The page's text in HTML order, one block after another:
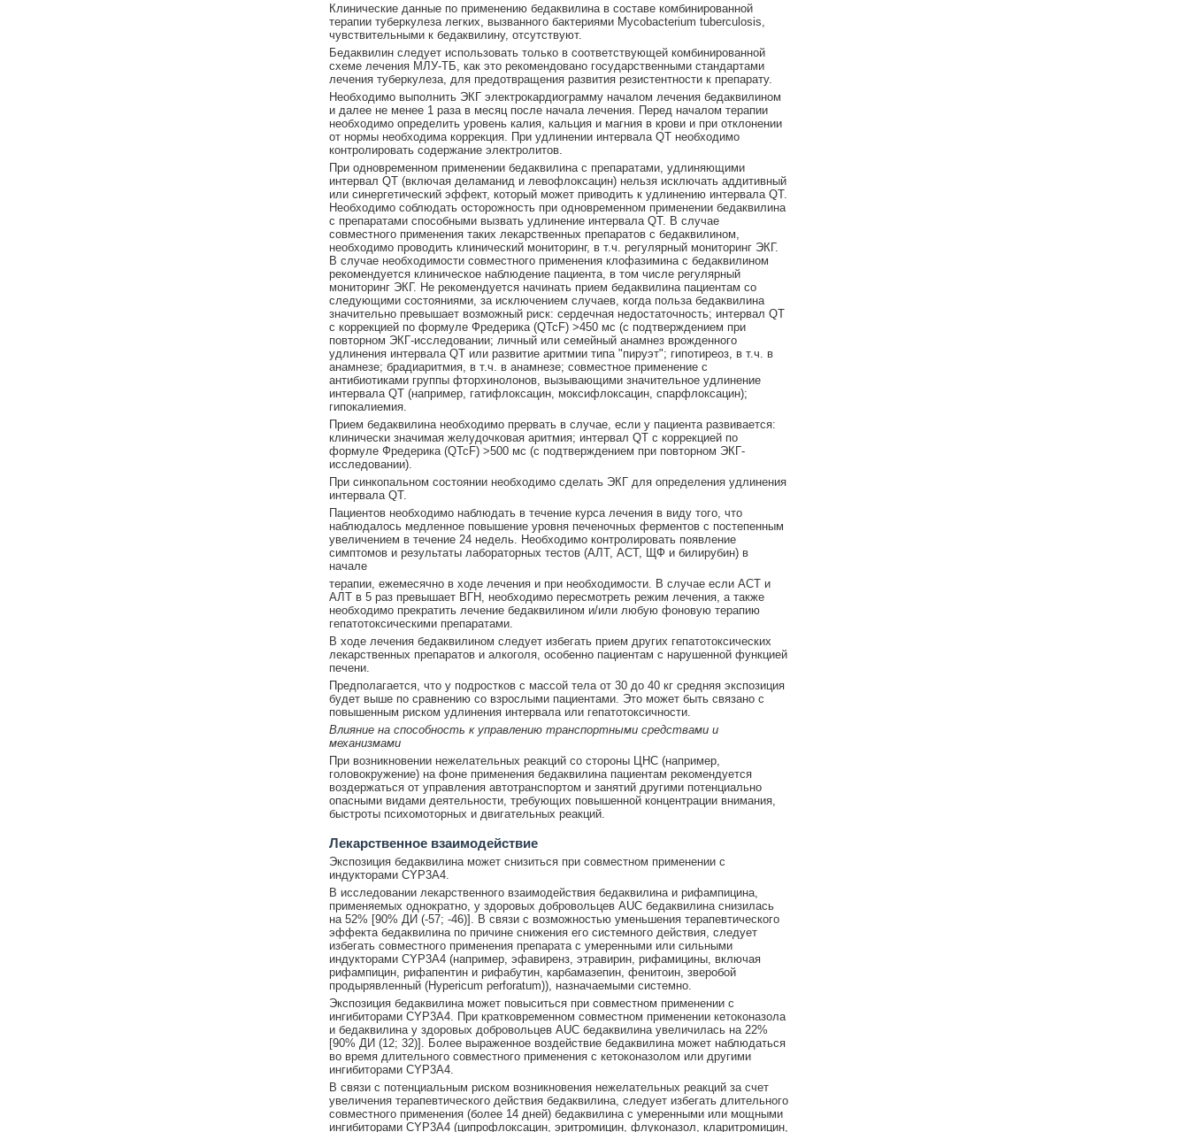
Клинические данные по применению бедаквилина в составе комбинированной
терапии туберкулеза легких, вызванного бактериями Mycobacterium tuberculosis,
чувствительными к бедаквилину, отсутствуют.
Бедаквилин следует использовать только в соответствующей комбинированной
схеме лечения МЛУ-ТБ, как это рекомендовано государственными стандартами
лечения туберкулеза, для предотвращения развития резистентности к препарату.
Необходимо выполнить ЭКГ электрокардиограмму началом лечения бедаквилином
и далее не менее 1 раза в месяц после начала лечения. Перед началом терапии
необходимо определить уровень калия, кальция и магния в крови и при отклонении
от нормы необходима коррекция. При удлинении интервала QТ необходимо
контролировать содержание электролитов.
При одновременном применении бедаквилина с препаратами, удлиняющими
интервал QТ (включая деламанид и левофлоксацин) нельзя исключать аддитивный
или синергетический эффект, который может приводить к удлинению интервала QT.
Необходимо соблюдать осторожность при одновременном применении бедаквилина
с препаратами способными вызвать удлинение интервала QT. В случае
совместного применения таких лекарственных препаратов с бедаквилином,
необходимо проводить клинический мониторинг, в т.ч. регулярный мониторинг ЭКГ.
В случае необходимости совместного применения клофазимина с бедаквилином
рекомендуется клиническое наблюдение пациента, в том числе регулярный
мониторинг ЭКГ. Не рекомендуется начинать прием бедаквилина пациентам со
следующими состояниями, за исключением случаев, когда польза бедаквилина
значительно превышает возможный риск: сердечная недостаточность; интервал QT
с коррекцией по формуле Фредерика (QTcF) >450 мс (с подтверждением при
повторном ЭКГ-исследовании; личный или семейный анамнез врожденного
удлинения интервала QT или развитие аритмии типа "пируэт"; гипотиреоз, в т.ч. в
анамнезе; брадиаритмия, в т.ч. в анамнезе; совместное применение с
антибиотиками группы фторхинолонов, вызывающими значительное удлинение
интервала QT (например, гатифлоксацин, моксифлоксацин, спарфлоксацин);
гипокалиемия.
Прием бедаквилина необходимо прервать в случае, если у пациента развивается:
клинически значимая желудочковая аритмия; интервал QT с коррекцией по
формуле Фредерика (QTcF) >500 мс (с подтверждением при повторном ЭКГ-
исследовании).
При синкопальном состоянии необходимо сделать ЭКГ для определения удлинения
интервала QT.
Пациентов необходимо наблюдать в течение курса лечения в виду того, что
наблюдалось медленное повышение уровня печеночных ферментов с постепенным
увеличением в течение 24 недель. Необходимо контролировать появление
симптомов и результаты лабораторных тестов (АЛТ, АСТ, ЩФ и билирубин) в
начале
терапии, ежемесячно в ходе лечения и при необходимости. В случае если АСТ и
АЛТ в 5 раз превышает ВГН, необходимо пересмотреть режим лечения, а также
необходимо прекратить лечение бедаквилином и/или любую фоновую терапию
гепатотоксическими препаратами.
В ходе лечения бедаквилином следует избегать прием других гепатотоксических
лекарственных препаратов и алкоголя, особенно пациентам с нарушенной функцией
печени.
Предполагается, что у подростков с массой тела от 30 до 40 кг средняя экспозиция
будет выше по сравнению со взрослыми пациентами. Это может быть связано с
повышенным риском удлинения интервала или гепатотоксичности.
Влияние на способность к управлению транспортными средствами и
механизмами
При возникновении нежелательных реакций со стороны ЦНС (например,
головокружение) на фоне применения бедаквилина пациентам рекомендуется
воздержаться от управления автотранспортом и занятий другими потенциально
опасными видами деятельности, требующих повышенной концентрации внимания,
быстроты психомоторных и двигательных реакций.
Лекарственное взаимодействие
Экспозиция бедаквилина может снизиться при совместном применении с
индукторами CYP3A4.
В исследовании лекарственного взаимодействия бедаквилина и рифампицина,
применяемых однократно, у здоровых добровольцев AUC бедаквилина снизилась
на 52% [90% ДИ (-57; -46)]. В связи с возможностью уменьшения терапевтического
эффекта бедаквилина по причине снижения его системного действия, следует
избегать совместного применения препарата с умеренными или сильными
индукторами CYP3A4 (например, эфавиренз, этравирин, рифамицины, включая
рифампицин, рифапентин и рифабутин, карбамазепин, фенитоин, зверобой
продырявленный (Hypericum perforatum)), назначаемыми системно.
Экспозиция бедаквилина может повыситься при совместном применении с
ингибиторами CYP3A4. При кратковременном совместном применении кетоконазола
и бедаквилина у здоровых добровольцев AUC бедаквилина увеличилась на 22%
[90% ДИ (12; 32)]. Более выраженное воздействие бедаквилина может наблюдаться
во время длительного совместного применения с кетоконазолом или другими
ингибиторами CYP3A4.
В связи с потенциальным риском возникновения нежелательных реакций за счет
увеличения терапевтического действия бедаквилина, следует избегать длительного
совместного применения (более 14 дней) бедаквилина с умеренными или мощными
ингибиторами CYP3A4 (ципрофлоксацин, эритромицин, флуконазол, кларитромицин,